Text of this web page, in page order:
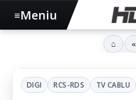
DIGI RCS-RDS TV CABLU
≡Meniu
⌂ «